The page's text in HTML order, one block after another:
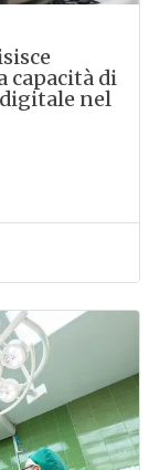
capacità di
nel